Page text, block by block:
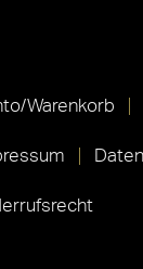
Warenkorb